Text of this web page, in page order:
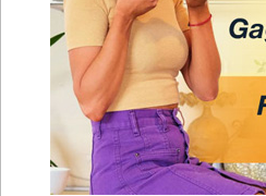
amour reste
technologies, des
Lire l'article
amour, amoureux romantisme
Lire l'article
, homme relation ,infidèle,infidélité
Résultats 1-2 de 2